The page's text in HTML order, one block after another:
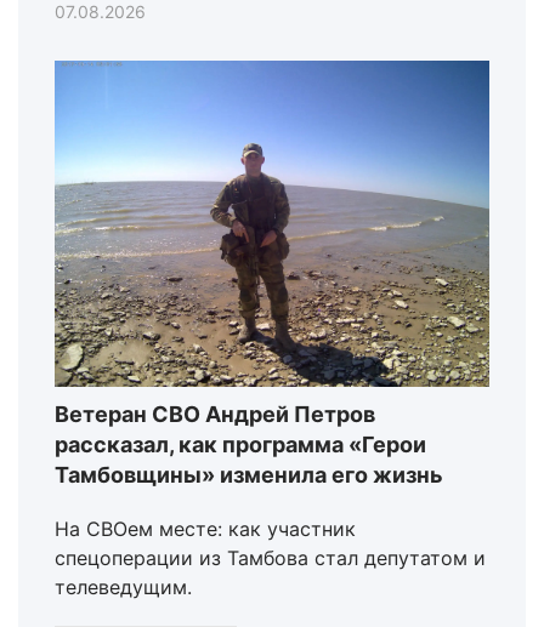
07.08.2026
Ветеран СВО Андрей Петров
рассказал, как программа «Герои
Тамбовщины» изменила его жизнь
На СВОем месте: как участник
спецоперации из Тамбова стал депутатом и
телеведущим.